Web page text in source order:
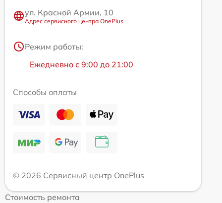
ул. Красной Армии, 10
Адрес сервисного центра OnePlus
Режим работы:
Ежедневно с 9:00 до 21:00
Способы оплаты
© 2026 Сервисный центр OnePlus
Стоимость ремонта